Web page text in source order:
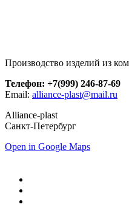
Производство изделий из
Телефон: +7(999) 246-87-69
Email: alliance-plast@mail.ru
Alliance-plast
Санкт-Петербург
Open in Google Maps